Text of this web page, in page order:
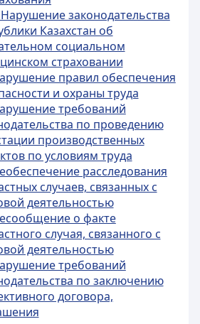
законодательства
Казахстан об
социальном
страховании
правил обеспечения
и охраны труда
требований
по проведению
производственных
по условиям труда
расследования
случаев, связанных с
деятельностью
о факте
случая, связанного с
деятельностью
требований
по заключению
договора,